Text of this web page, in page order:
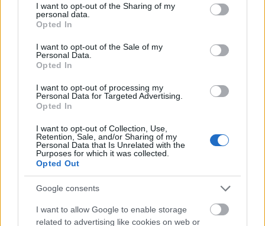
not limited to your visit or usage behaviour. You may click to
grant or deny consent to Google and its third-party tags to
use your data for below specified purposes in below Google
consent section.
I want to opt-out of the Sharing of my
personal data.
Opted In
I want to opt-out of the Sale of my
Personal Data.
Opted In
I want to opt-out of processing my
Personal Data for Targeted Advertising.
Opted In
I want to opt-out of Collection, Use,
Retention, Sale, and/or Sharing of my
Personal Data that Is Unrelated with the
Purposes for which it was collected.
Opted Out
Google consents
I want to allow Google to enable storage
related to advertising like cookies on web or
Τα 30 χρόνια του Φεστιβάλ Σταφίδας στο Γρηγόρη